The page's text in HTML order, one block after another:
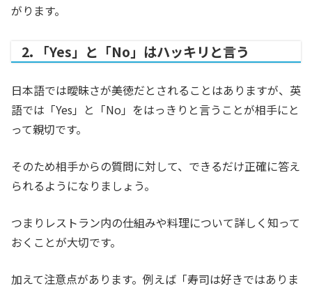
がります。
2. 「Yes」と「No」はハッキリと言う
日本語では曖昧さが美徳だとされることはありますが、英
語では「Yes」と「No」をはっきりと言うことが相手にと
って親切です。
そのため相手からの質問に対して、できるだけ正確に答え
られるようになりましょう。
つまりレストラン内の仕組みや料理について詳しく知って
おくことが大切です。
加えて注意点があります。例えば「寿司は好きではありま